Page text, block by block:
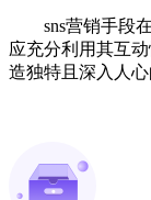
sns营销手段在
应充分利用其互
造独特且深入人心